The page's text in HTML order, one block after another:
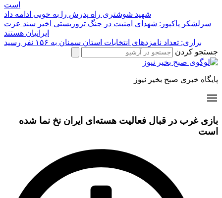
است
شهید شوشتری راه پدرش را به خوبی ادامه داد
سرلشکر پاکپور: شهدای امنیت در جنگ تروریستی اخیر سند عزت
ایرانیان هستند
براری: تعداد نامزدهای انتخابات استان سمنان به ۱۵۶ نفر رسید
جستجو کردن
پایگاه خبری صبح بخیر نیوز
بازی غرب در قبال فعالیت هسته‌ای ایران نخ نما شده
است